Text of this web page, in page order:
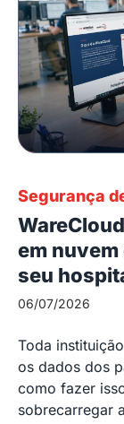
Segurança
em
seu
06/07/2026
Toda
os dados dos
como fazer
sobrecarregar